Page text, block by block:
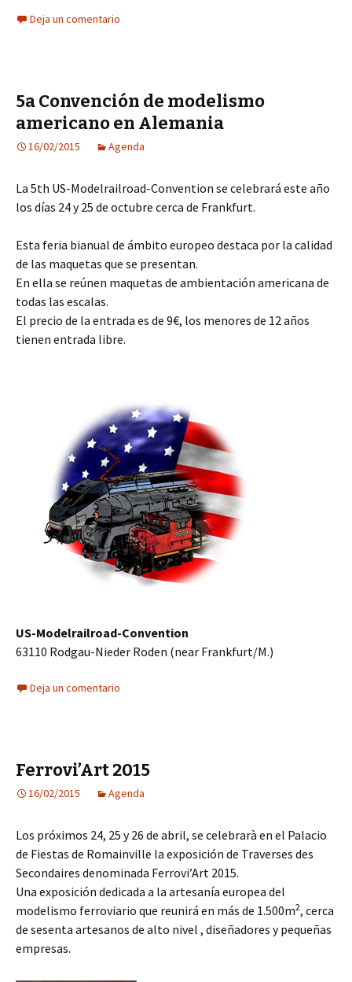
Deja un comentario
5a Convención de modelismo
americano en Alemania
16/02/2015 Agenda
La 5th US-Modelrailroad-Convention se celebrará este año
los días 24 y 25 de octubre cerca de Frankfurt.
Esta feria bianual de ámbito europeo destaca por la calidad
de las maquetas que se presentan.
En ella se reúnen maquetas de ambientación americana de
todas las escalas.
El precio de la entrada es de 9€, los menores de 12 años
tienen entrada libre.
US-Modelrailroad-Convention
63110 Rodgau-Nieder Roden (near Frankfurt/M.)
Deja un comentario
Ferrovi’Art 2015
16/02/2015 Agenda
Los próximos 24, 25 y 26 de abril, se celebrarà en el Palacio
de Fiestas de Romainville la exposición de Traverses des
Secondaires denominada Ferrovi’Art 2015.
Una exposición dedicada a la artesanía europea del
modelismo ferroviario que reunirá en más de 1.500m2, cerca
de sesenta artesanos de alto nivel , diseñadores y pequeñas
empresas.